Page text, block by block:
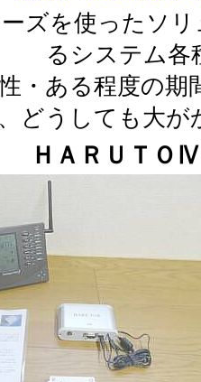
ズを使ったソ
るシステム各
・ある程度の
どうしても大が
ＨＡＲＵＴＯ